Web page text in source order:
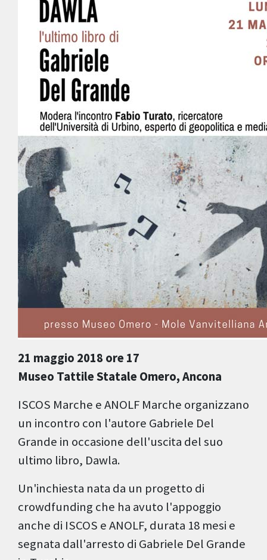
21 maggio 2018 ore 17
Museo Tattile Statale Omero, Ancona
ISCOS Marche e ANOLF Marche organizzano
un incontro con l'autore Gabriele Del
Grande in occasione dell'uscita del suo
ultimo libro, Dawla.
Un'inchiesta nata da un progetto di
crowdfunding che ha avuto l'appoggio
anche di ISCOS e ANOLF, durata 18 mesi e
segnata dall'arresto di Gabriele Del Grande